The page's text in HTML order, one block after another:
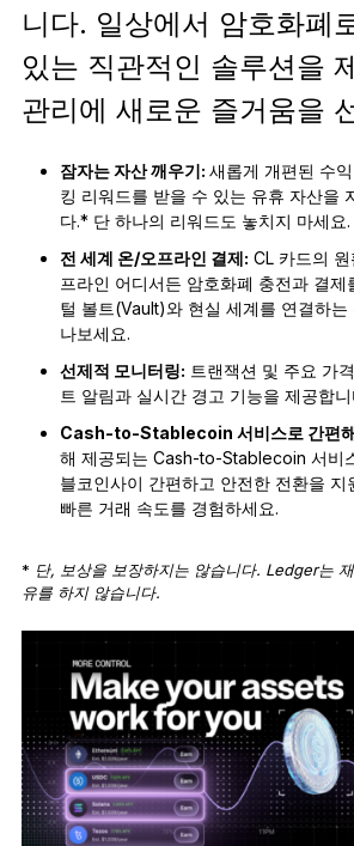
니다. 일상에서 암호화폐
있는 직관적인 솔루션을
관리에 새로운 즐거움을
잠자는 자산 깨우기: 새롭게 개편된 수
킹 리워드를 받을 수 있는 유휴 자산을
다.* 단 하나의 리워드도 놓치지 마세요.
전 세계 온/오프라인 결제: CL 카드의 원
프라인 어디서든 암호화폐 충전과 결제
털 볼트(Vault)와 현실 세계를 연결하
나보세요.
선제적 모니터링: 트랜잭션 및 주요 가
트 알림과 실시간 경고 기능을 제공합니
Cash-to-Stablecoin 서비스로 간편
해 제공되는 Cash-to-Stablecoin 서비
블코인사이 간편하고 안전한 전환을 지
빠른 거래 속도를 경험하세요.
* 단, 보상을 보장하지는 않습니다. Ledger는
유를 하지 않습니다.